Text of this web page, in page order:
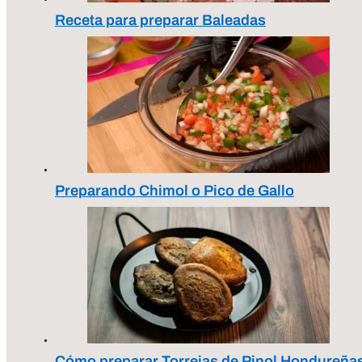
Receta para preparar Baleadas
Preparando Chimol o Pico de Gallo